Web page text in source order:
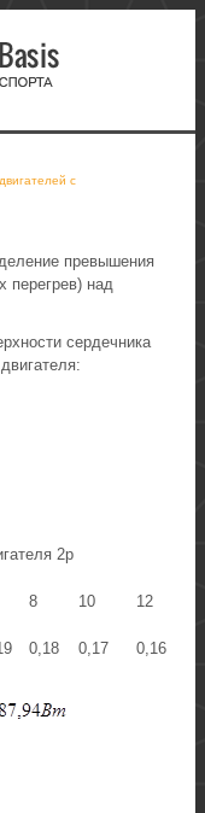
с
превышения
перегрев) над
сердечника
2р
8 10 12
0,18 0,17 0,16